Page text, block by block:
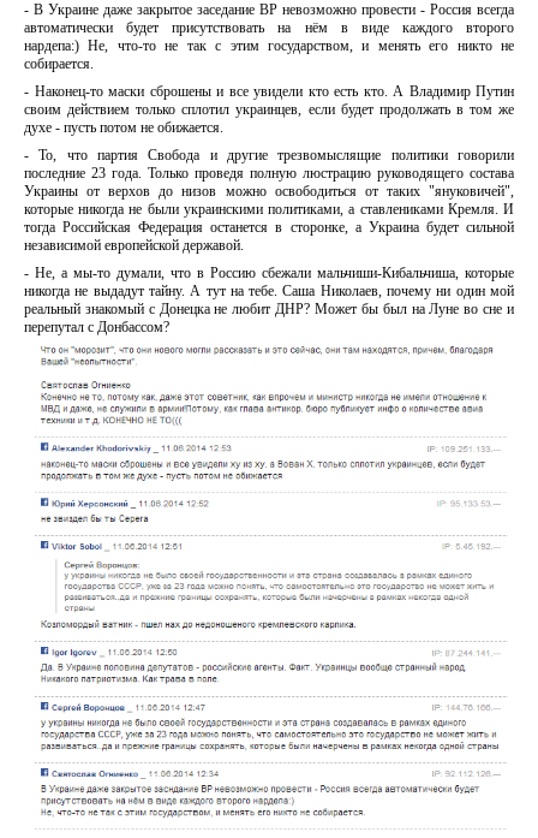
- В Украине даже закрытое заседание ВР невозможно провести - Россия всегда
автоматически будет присутствовать на нём в виде каждого второго
нардепа:) Не, что-то не так с этим государством, и менять его никто не
собирается.
- Наконец-то маски сброшены и все увидели кто есть кто. А Владимир Путин
своим действием только сплотил украинцев, если будет продолжать в том же
духе - пусть потом не обижается.
- То, что партия Свобода и другие трезвомыслящие политики говорили
последние 23 года. Только проведя полную люстрацию руководящего состава
Украины от верхов до низов можно освободиться от таких "януковичей",
которые никогда не были украинскими политиками, а ставлениками Кремля. И
тогда Российская Федерация останется в сторонке, а Украина будет сильной
независимой европейской державой.
- Не, а мы-то думали, что в Россию сбежали мальчиши-Кибальчиша, которые
никогда не выдадут тайну. А тут на тебе. Саша Николаев, почему ни один мой
реальный знакомый с Донецка не любит ДНР? Может бы был на Луне во сне и
перепутал с Донбассом?